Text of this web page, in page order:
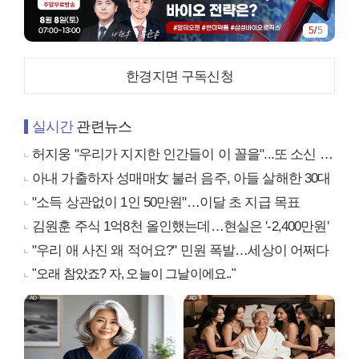
1/5
한경지면 구독신청
실시간관련뉴스
허지웅 "우리가 지지한 인간들이 이 꼴을"...또 소신 발언
아내 가출하자 성매매女 불러 음주, 아들 살해한 30대
"소득 상관없이 1인 50만원"…이달 초 지급 목표
김원훈 주식 1억8천 올인했는데…현실은 '-2,400만원'
"우리 애 사진 왜 적어요?" 민원 폭발…세상이 어쩌다
"오래 참았죠? 자, 오늘이 그날이에요.."